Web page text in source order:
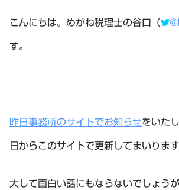
こんにちは。めがね税理士の谷口（
す。
昨日事務所のサイトでお知らせをいた
日からこのサイトで更新してまいります
大して面白い話にもならないでしょう